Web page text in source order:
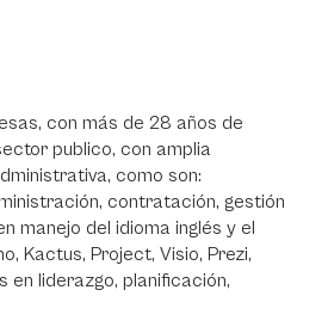
con más de 28 años de
publico, con amplia
como son:
contratación, gestión
manejo del idioma inglés y el
Kactus, Project, Visio, Prezi,
en liderazgo, planificación,